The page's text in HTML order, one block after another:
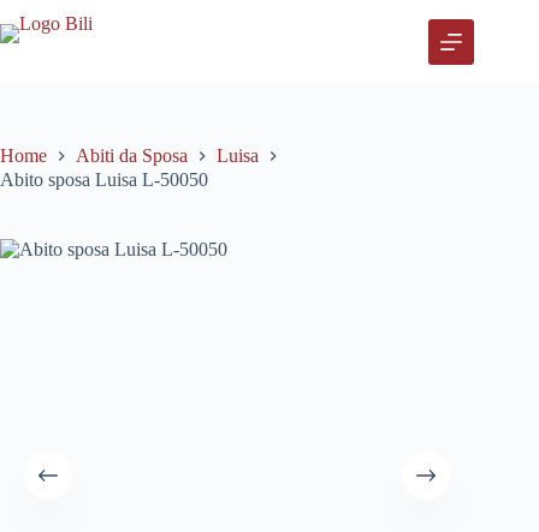
al
Home Abiti da Sposa
Luisa
Abito sposa Luisa L-50050